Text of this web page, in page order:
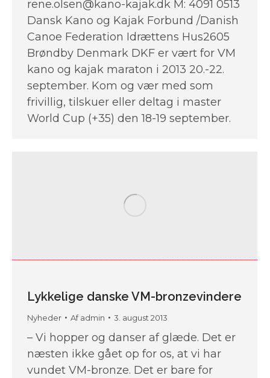
rene.olsen@kano-kajak.dk M: 4091 0513
Dansk Kano og Kajak Forbund /Danish
Canoe Federation Idrættens Hus2605
Brøndby Denmark DKF er vært for VM
kano og kajak maraton i 2013 20.-22.
september. Kom og vær med som
frivillig, tilskuer eller deltag i master
World Cup (+35) den 18-19 september.
Lykkelige danske VM-bronzevindere
Nyheder Afadmin 3. august 2013
– Vi hopper og danser af glæde. Det er
næsten ikke gået op for os, at vi har
vundet VM-bronze. Det er bare for